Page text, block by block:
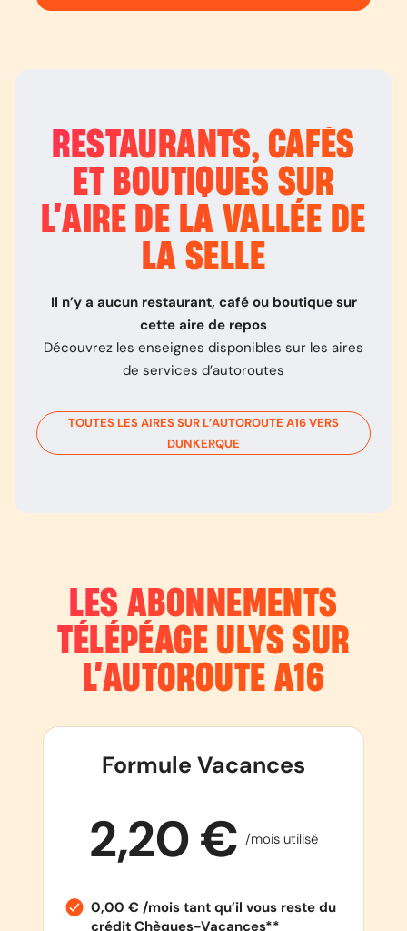
RESTAURANTS, CAFÉS
ET BOUTIQUES SUR
L’AIRE DE LA VALLÉE DE
LA SELLE
Il n’y a aucun restaurant, café ou boutique sur
cette aire de repos
Découvrez les enseignes disponibles sur les aires
de services d’autoroutes
TOUTES LES AIRES SUR L’AUTOROUTE A16VERS
DUNKERQUE
LES ABONNEMENTS
TÉLÉPÉAGE ULYS SUR
L’AUTOROUTE A16
Formule Vacances
2,20 € /mois utilisé
0,00 € /mois tant qu’il vous reste du
crédit Chèques-Vacances**